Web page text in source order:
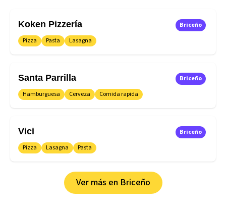
Koken Pizzería
Briceño
Pizza
Pasta Lasagna
Santa Parrilla
Briceño
Hamburguesa
Cerveza Comida rapida
Vici
Briceño
Pizza
Lasagna Pasta
Ver más en Briceño